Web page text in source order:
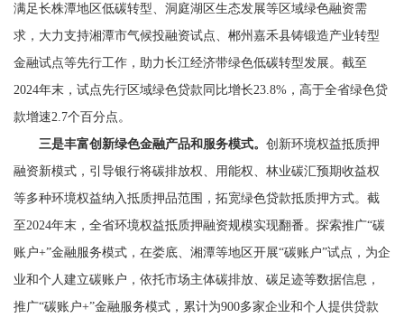
满足长株潭地区低碳转型、洞庭湖区生态发展等区域绿色融资需
求，大力支持湘潭市气候投融资试点、郴州嘉禾县铸锻造产业转型
金融试点等先行工作，助力长江经济带绿色低碳转型发展。截至
2024年末，试点先行区域绿色贷款同比增长23.8% ，高于全省绿色贷
款增速2.7个百分点。
三是丰富创新绿色金融产品和服务模式。 创新环境权益抵质押
融资新模式，引导银行将碳排放权、用能权、林业碳汇预期收益权
等多种环境权益纳入抵质押品范围，拓宽绿色贷款抵质押方式。截
至2024年末，全省环境权益抵质押融资规模实现翻番。探索推广“碳
账户+”金融服务模式，在娄底、湘潭等地区开展“碳账户”试点，为企
业和个人建立碳账户，依托市场主体碳排放、碳足迹等数据信息，
推广“碳账户+”金融服务模式，累计为900多家企业和个人提供贷款